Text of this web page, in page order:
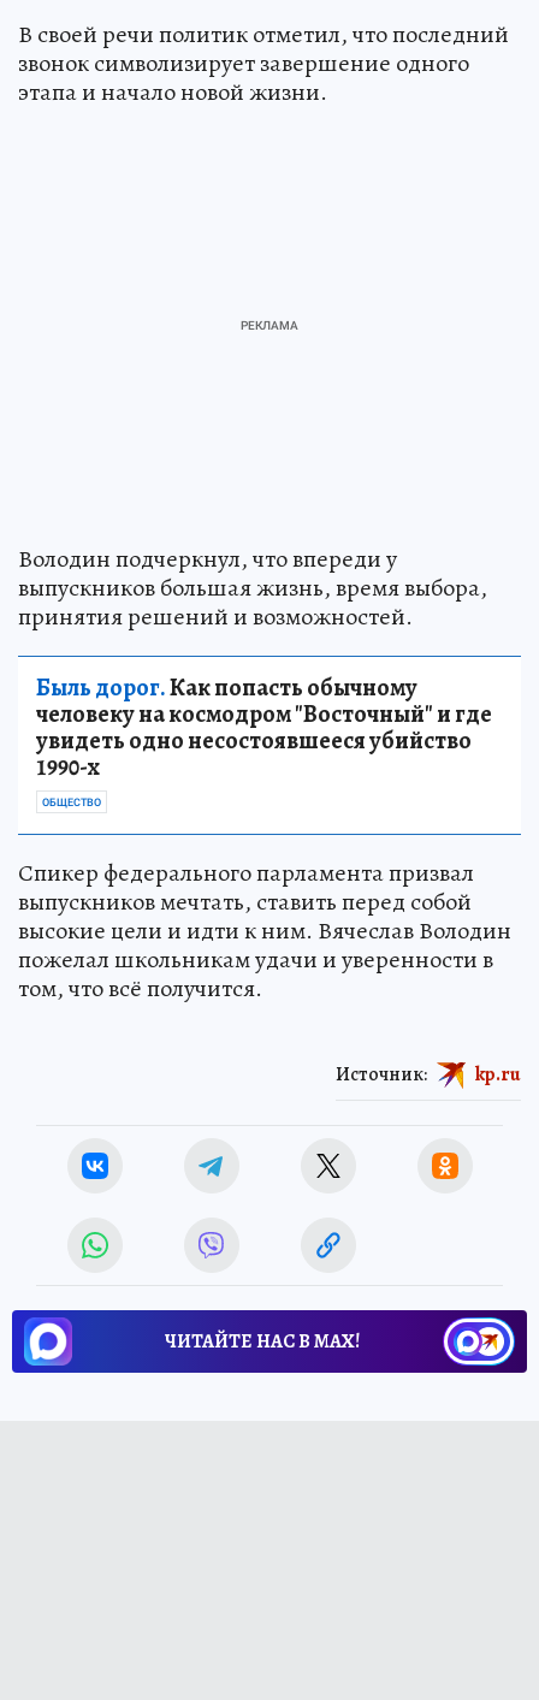
В своей речи политик отметил, что последний
звонок символизирует завершение одного
этапа и начало новой жизни.
Володин подчеркнул, что впереди у
выпускников большая жизнь, время выбора,
принятия решений и возможностей.
Быль дорог.Как попасть обычному
человеку на космодром "Восточный" и где
увидеть одно несостоявшееся убийство
1990-х
ОБЩЕСТВО
Спикер федерального парламента призвал
выпускников мечтать, ставить перед собой
высокие цели и идти к ним. Вячеслав Володин
пожелал школьникам удачи и уверенности в
том, что всё получится.
Источник: kp.ru
ЧИТАЙТЕ НАС В МАХ!